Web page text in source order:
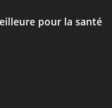
pour la santé